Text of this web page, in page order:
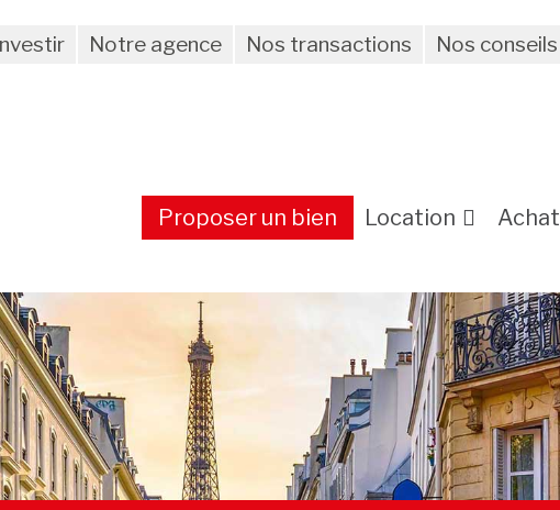
Notre agence Nos transactions Nos conseils
Proposer un bien Location Achat